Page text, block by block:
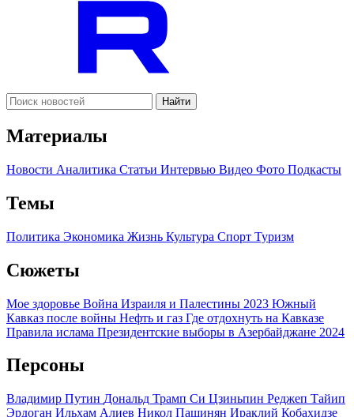
Найти
Материалы
Новости Аналитика Статьи Интервью Видео Фото Подкасты
Темы
Политика Экономика Жизнь Культура Спорт Туризм
Сюжеты
Мое здоровье Война Израиля и Палестины 2023 Южный
Кавказ после войны Нефть и газ Где отдохнуть на Кавказе
Правила ислама Президентские выборы в Азербайджане 2024
Персоны
Владимир Путин Дональд Трамп Си Цзиньпин Реджеп Тайип
Эрдоган Ильхам Алиев Никол Пашинян Ираклий Кобахидзе